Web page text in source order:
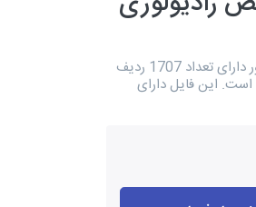
دایرکتوری پزشکان متخصص رادیولوژی کل کشور دارای تعداد 1707 ردیف
بروزرسانی شده است. این فایل دارای